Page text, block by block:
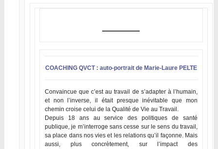
COACHING QVCT : auto-portrait de Marie-Laure PELTE
Convaincue que c’est au travail de s’adapter à l’humain,
et non l’inverse, il était presque inévitable que mon
chemin croise celui de la Qualité de Vie au Travail.
Depuis 18 ans au service des politiques de santé
publique, je m’interroge sans cesse sur le sens du travail,
sa place dans nos vies et les relations qu’il façonne. Mais
aussi, plus concrètement, sur l’impact des